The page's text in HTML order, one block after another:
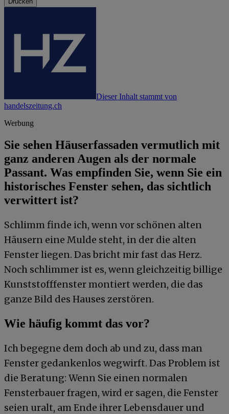
Dieser Inhalt stammt von
handelszeitung.ch
Werbung
Sie sehen Häuserfassaden vermutlich mit
ganz anderen Augen als der normale
Passant. Was empfinden Sie, wenn Sie ein
historisches Fenster sehen, das sichtlich
verwittert ist?
Schlimm finde ich, wenn vor schönen alten
Häusern eine Mulde steht, in der die alten
Fenster liegen. Das bricht mir fast das Herz.
Noch schlimmer ist es, wenn gleichzeitig billige
Kunststofffenster montiert werden, die das
ganze Bild des Hauses zerstören.
Wie häufig kommt das vor?
Ich begegne dem doch ab und zu, dass man
Fenster gedankenlos wegwirft. Das Problem ist
die Beratung: Wenn Sie einen normalen
Fensterbauer fragen, wird er sagen, die Fenster
seien uralt, am Ende ihrer Lebensdauer und